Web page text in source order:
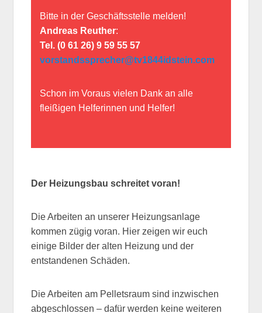
Bitte in der Geschäftsstelle melden!
Andreas Reuther:
Tel. (0 61 26) 9 59 55 57
vorstandssprecher@tv1844idstein.com
Schon im Voraus vielen Dank an alle
fleißigen Helferinnen und Helfer!
Der Heizungsbau schreitet voran!
Die Arbeiten an unserer Heizungsanlage
kommen zügig voran. Hier zeigen wir euch
einige Bilder der alten Heizung und der
entstandenen Schäden.
Die Arbeiten am Pelletsraum sind inzwischen
abgeschlossen – dafür werden keine weiteren